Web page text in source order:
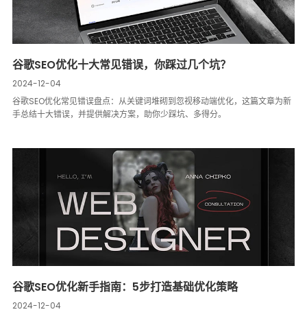
谷歌SEO优化十大常见错误，你踩过几个坑？
2024-12-04
谷歌SEO优化常见错误盘点：从关键词堆砌到忽视移动端优化，这篇文章为新
手总结十大错误，并提供解决方案，助你少踩坑、多得分。
谷歌SEO优化新手指南：5步打造基础优化策略
2024-12-04